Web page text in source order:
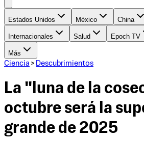
Estados Unidos México China
Internacionales Salud Epoch TV
Más
Ciencia > Descubrimientos
La "luna de la
octubre será la
grande de 2025